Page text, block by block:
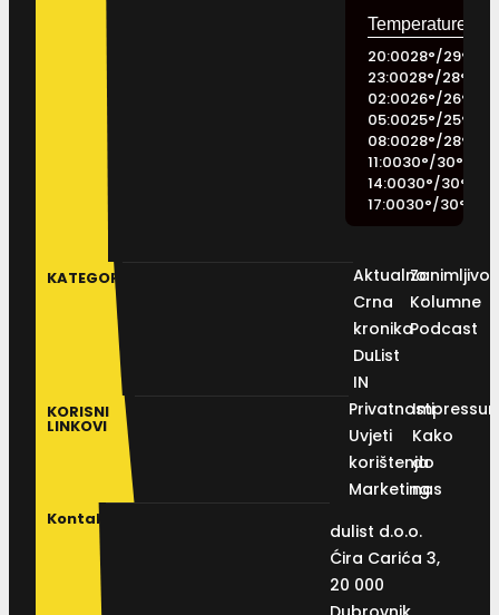
20:0028°/29°
23:0028°/28°
02:0026°/26°
05:0025°/25°
08:0028°/28°
11:0030°/30°
14:0030°/30°
17:0030°/30°
KATEGORIJE
Aktualno
Crna
kronika
DuList
IN
Kolumne
Podcast
KORISNI
LINKOVI
Privatnosti
Uvjeti
korištenja
Marketing
Kako
do
nas
Kontakt
dulist d.o.o.
Ćira Carića 3,
20 000